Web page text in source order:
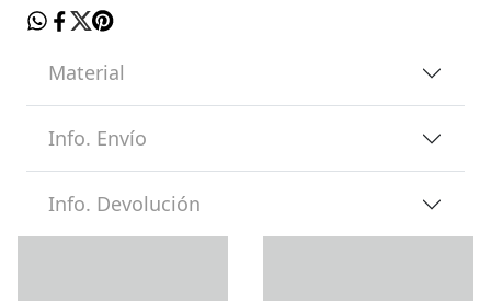
Material
Info. Envío
Info. Devolución